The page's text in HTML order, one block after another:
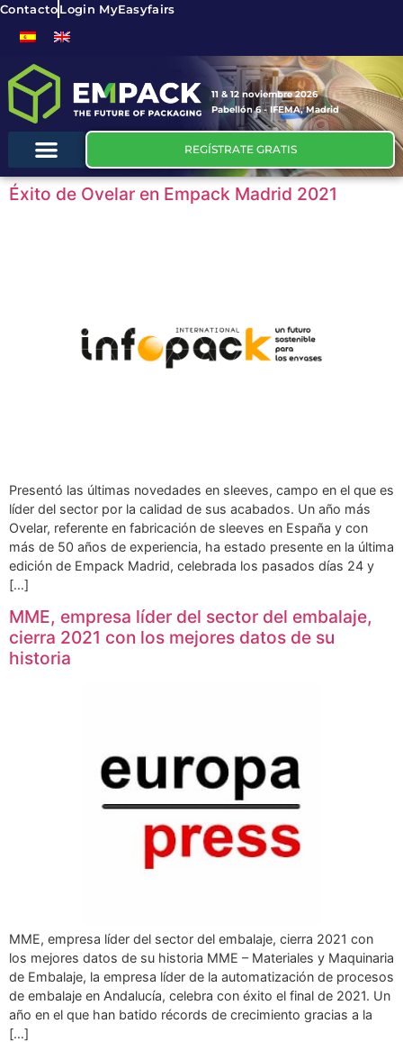
ContactoLogin MyEasyfairs
11 & 12 noviembre 2026
Pabellón 6 - IFEMA, Madrid
REGÍSTRATE GRATIS
Éxito de Ovelar en Empack Madrid 2021
Presentó las últimas novedades en sleeves, campo en el que es
líder del sector por la calidad de sus acabados. Un año más
Ovelar, referente en fabricación de sleeves en España y con
más de 50 años de experiencia, ha estado presente en la última
edición de Empack Madrid, celebrada los pasados días 24 y
[…]
MME, empresa líder del sector del embalaje,
cierra 2021 con los mejores datos de su
historia
MME, empresa líder del sector del embalaje, cierra 2021 con
los mejores datos de su historia MME – Materiales y Maquinaria
de Embalaje, la empresa líder de la automatización de procesos
de embalaje en Andalucía, celebra con éxito el final de 2021. Un
año en el que han batido récords de crecimiento gracias a la
[…]